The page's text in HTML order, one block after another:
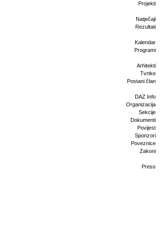
Projekti
Natječaji
Rezultati
Kalendar
Programi
Arhitekti
Tvrtke
Postani član
DAZ Info
Organizacija
Sekcije
Dokumenti
Povijest
Sponzori
Poveznice
Zakoni
Press